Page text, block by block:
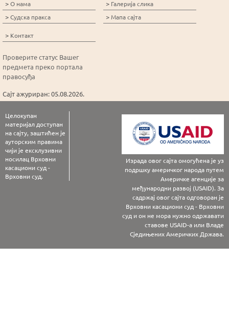
>О нама
>Судска пракса
> Галерија слика
> Мапа сајта
> Контакт
Проверите статус Вашег
предмета преко портала
правосуђа
Сајт ажуриран: 05.08.2026.
Целокупан
материјал доступан
на сајту, заштићен је
ауторским правима
чији је ексклузивни
носилац Врховни
касациони суд -
Врховни суд.
Израда овог сајта омогућена је уз
подршку америчког народа путем
Америчке агенције за
међународни развој (USAID). За
садржај овог сајта одговоран је
Врховни касациони суд - Врховни
суд и он не мора нужно одржавати
ставове USAID-а или Владе
Сједињених Америчких Држава.